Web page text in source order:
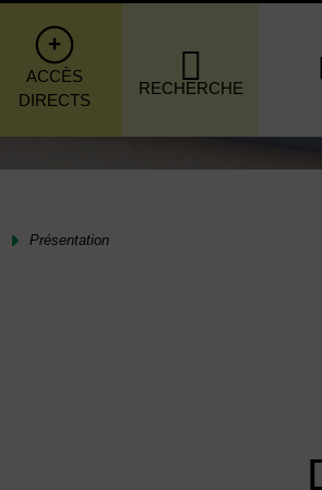
ACCÈS
DIRECTS
RECHERCHE
Présentation